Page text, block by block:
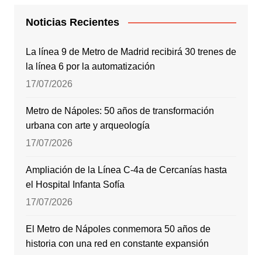
Noticias Recientes
La línea 9 de Metro de Madrid recibirá 30 trenes de
la línea 6 por la automatización
17/07/2026
Metro de Nápoles: 50 años de transformación
urbana con arte y arqueología
17/07/2026
Ampliación de la Línea C-4a de Cercanías hasta
el Hospital Infanta Sofía
17/07/2026
El Metro de Nápoles conmemora 50 años de
historia con una red en constante expansión